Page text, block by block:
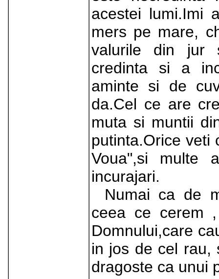
acestei lumi.Imi
mers pe mare,
valurile din jur
credinta si a
aminte si de
da.Cel ce are
muta si muntii
putinta.Orice veti
Voua",si multe
incurajari.
Numai ca de
ceea ce cerem
Domnului,care
in jos de cel rau,
dragoste ca unui